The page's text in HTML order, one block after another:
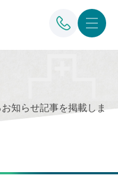
知らせ記事を掲載しま